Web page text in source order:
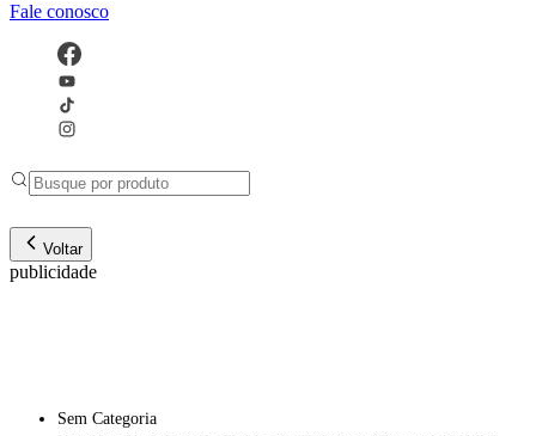
Fale conosco
Voltar
publicidade
Sem Categoria